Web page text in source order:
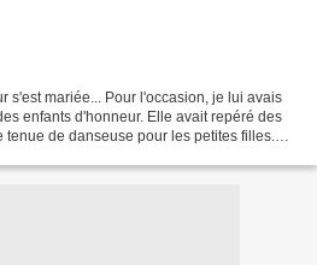
s'est mariée... Pour l'occasion, je lui avais
enfants d'honneur. Elle avait repéré des
tenue de danseuse pour les petites filles.